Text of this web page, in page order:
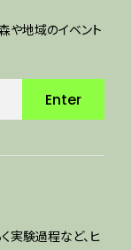
や地域のイベント
Enter
実験過程など、ヒ